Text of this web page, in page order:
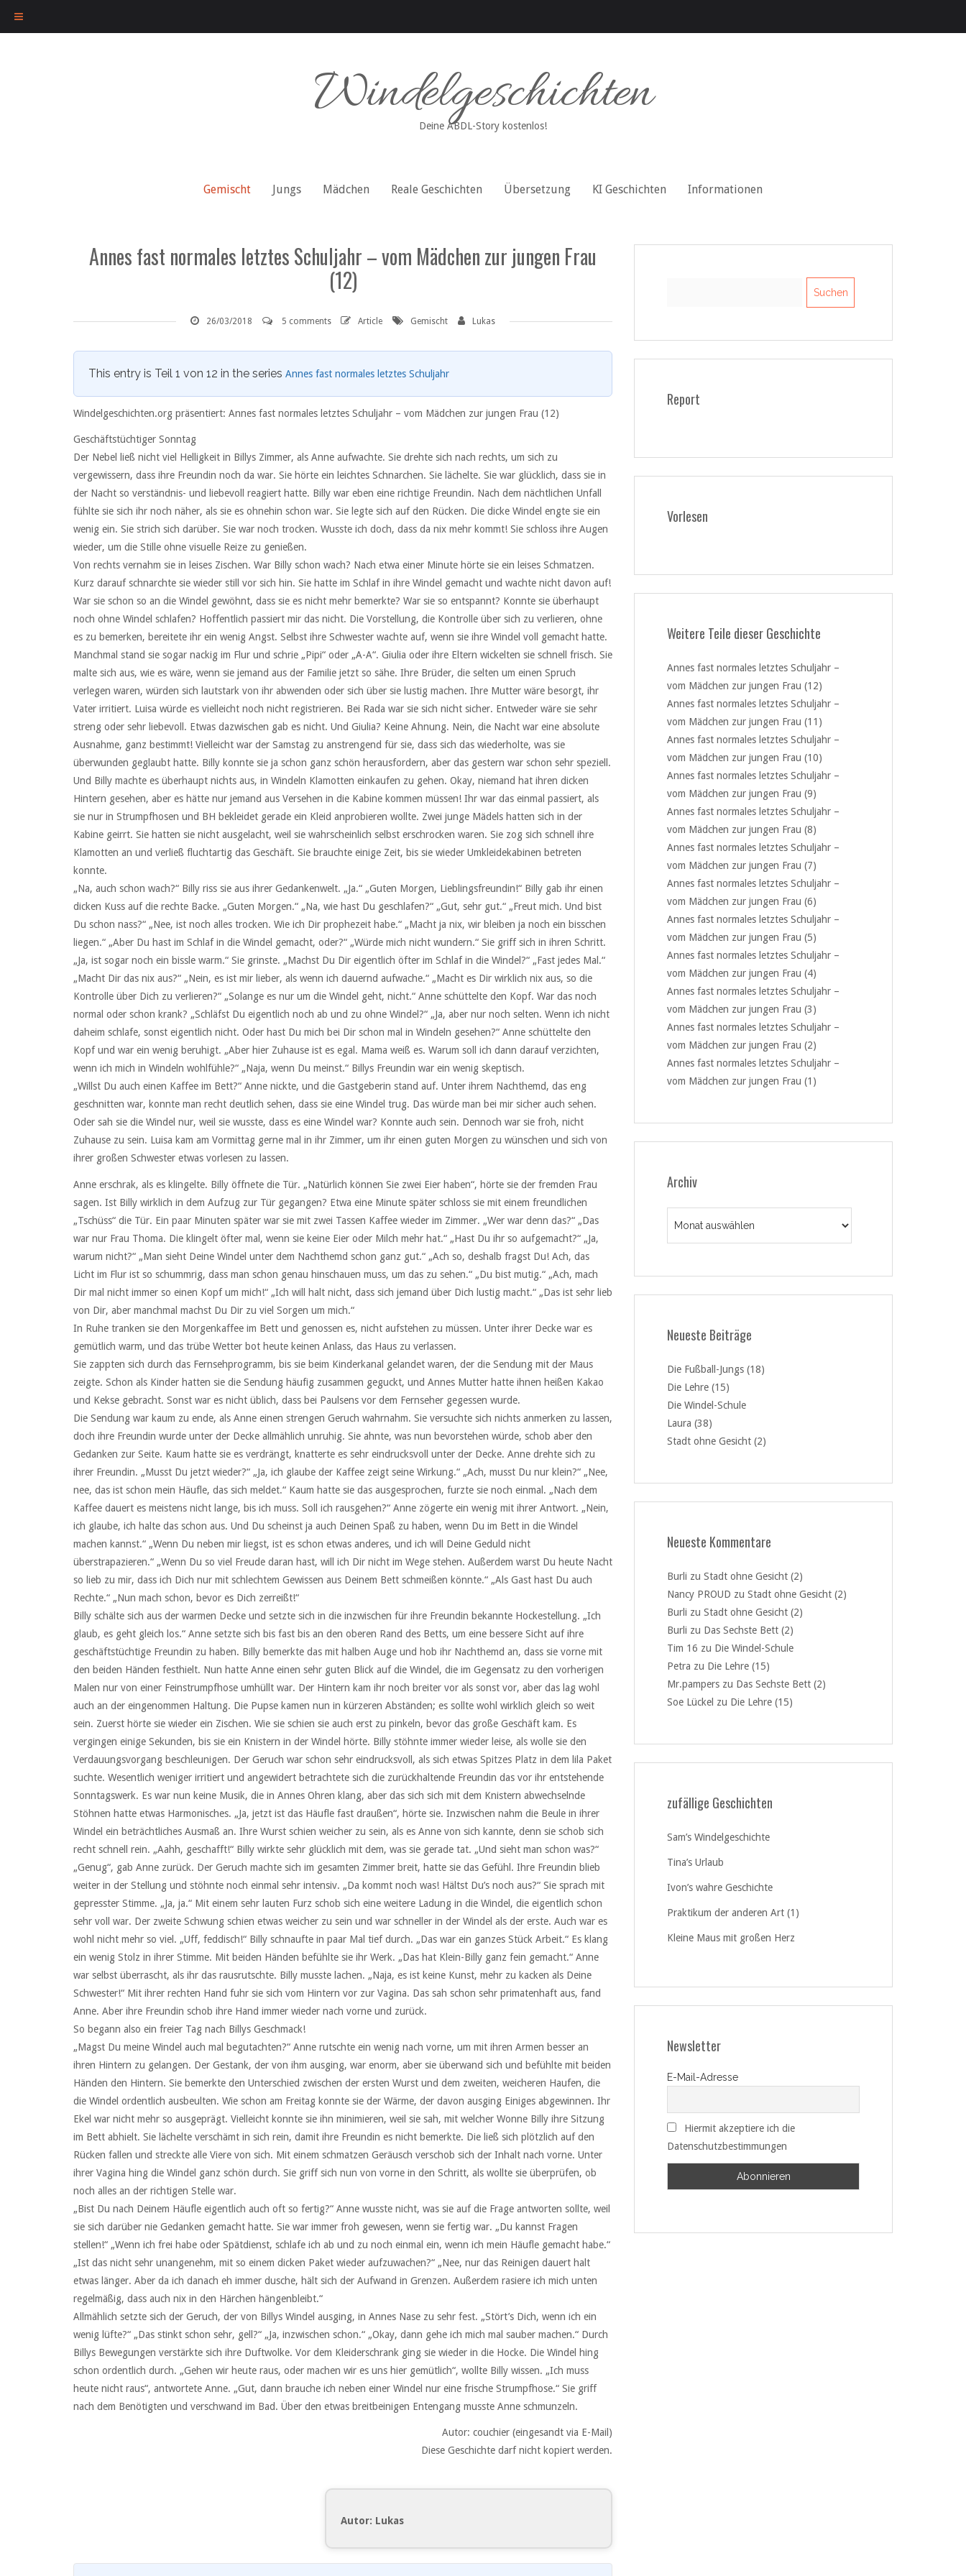
Windelgeschichten
Deine ABDL-Story kostenlos!
Gemischt Jungs Mädchen Reale Geschichten Übersetzung KI Geschichten Informationen
Annes fast normales letztes Schuljahr – vom Mädchen zur jungen Frau
(12)
26/03/2018 5 comments Article Gemischt Lukas
This entry is Teil 1 von 12 in the series Annes fast normales letztes Schuljahr
Windelgeschichten.org präsentiert: Annes fast normales letztes Schuljahr – vom Mädchen zur jungen Frau (12)
Geschäftstüchtiger Sonntag
Der Nebel ließ nicht viel Helligkeit in Billys Zimmer, als Anne aufwachte. Sie drehte sich nach rechts, um sich zu
vergewissern, dass ihre Freundin noch da war. Sie hörte ein leichtes Schnarchen. Sie lächelte. Sie war glücklich, dass sie in
der Nacht so verständnis- und liebevoll reagiert hatte. Billy war eben eine richtige Freundin. Nach dem nächtlichen Unfall
fühlte sie sich ihr noch näher, als sie es ohnehin schon war. Sie legte sich auf den Rücken. Die dicke Windel engte sie ein
wenig ein. Sie strich sich darüber. Sie war noch trocken. Wusste ich doch, dass da nix mehr kommt! Sie schloss ihre Augen
wieder, um die Stille ohne visuelle Reize zu genießen.
Von rechts vernahm sie in leises Zischen. War Billy schon wach? Nach etwa einer Minute hörte sie ein leises Schmatzen.
Kurz darauf schnarchte sie wieder still vor sich hin. Sie hatte im Schlaf in ihre Windel gemacht und wachte nicht davon auf!
War sie schon so an die Windel gewöhnt, dass sie es nicht mehr bemerkte? War sie so entspannt? Konnte sie überhaupt
noch ohne Windel schlafen? Hoffentlich passiert mir das nicht. Die Vorstellung, die Kontrolle über sich zu verlieren, ohne
es zu bemerken, bereitete ihr ein wenig Angst. Selbst ihre Schwester wachte auf, wenn sie ihre Windel voll gemacht hatte.
Manchmal stand sie sogar nackig im Flur und schrie „Pipi“ oder „A-A“. Giulia oder ihre Eltern wickelten sie schnell frisch. Sie
malte sich aus, wie es wäre, wenn sie jemand aus der Familie jetzt so sähe. Ihre Brüder, die selten um einen Spruch
verlegen waren, würden sich lautstark von ihr abwenden oder sich über sie lustig machen. Ihre Mutter wäre besorgt, ihr
Vater irritiert. Luisa würde es vielleicht noch nicht registrieren. Bei Rada war sie sich nicht sicher. Entweder wäre sie sehr
streng oder sehr liebevoll. Etwas dazwischen gab es nicht. Und Giulia? Keine Ahnung. Nein, die Nacht war eine absolute
Ausnahme, ganz bestimmt! Vielleicht war der Samstag zu anstrengend für sie, dass sich das wiederholte, was sie
überwunden geglaubt hatte. Billy konnte sie ja schon ganz schön herausfordern, aber das gestern war schon sehr speziell.
Und Billy machte es überhaupt nichts aus, in Windeln Klamotten einkaufen zu gehen. Okay, niemand hat ihren dicken
Hintern gesehen, aber es hätte nur jemand aus Versehen in die Kabine kommen müssen! Ihr war das einmal passiert, als
sie nur in Strumpfhosen und BH bekleidet gerade ein Kleid anprobieren wollte. Zwei junge Mädels hatten sich in der
Kabine geirrt. Sie hatten sie nicht ausgelacht, weil sie wahrscheinlich selbst erschrocken waren. Sie zog sich schnell ihre
Klamotten an und verließ fluchtartig das Geschäft. Sie brauchte einige Zeit, bis sie wieder Umkleidekabinen betreten
konnte.
„Na, auch schon wach?“ Billy riss sie aus ihrer Gedankenwelt. „Ja.“ „Guten Morgen, Lieblingsfreundin!“ Billy gab ihr einen
dicken Kuss auf die rechte Backe. „Guten Morgen.“ „Na, wie hast Du geschlafen?“ „Gut, sehr gut.“ „Freut mich. Und bist
Du schon nass?“ „Nee, ist noch alles trocken. Wie ich Dir prophezeit habe.“ „Macht ja nix, wir bleiben ja noch ein bisschen
liegen.“ „Aber Du hast im Schlaf in die Windel gemacht, oder?“ „Würde mich nicht wundern.“ Sie griff sich in ihren Schritt.
„Ja, ist sogar noch ein bissle warm.“ Sie grinste. „Machst Du Dir eigentlich öfter im Schlaf in die Windel?“ „Fast jedes Mal.“
„Macht Dir das nix aus?“ „Nein, es ist mir lieber, als wenn ich dauernd aufwache.“ „Macht es Dir wirklich nix aus, so die
Kontrolle über Dich zu verlieren?“ „Solange es nur um die Windel geht, nicht.“ Anne schüttelte den Kopf. War das noch
normal oder schon krank? „Schläfst Du eigentlich noch ab und zu ohne Windel?“ „Ja, aber nur noch selten. Wenn ich nicht
daheim schlafe, sonst eigentlich nicht. Oder hast Du mich bei Dir schon mal in Windeln gesehen?“ Anne schüttelte den
Kopf und war ein wenig beruhigt. „Aber hier Zuhause ist es egal. Mama weiß es. Warum soll ich dann darauf verzichten,
wenn ich mich in Windeln wohlfühle?“ „Naja, wenn Du meinst.“ Billys Freundin war ein wenig skeptisch.
„Willst Du auch einen Kaffee im Bett?“ Anne nickte, und die Gastgeberin stand auf. Unter ihrem Nachthemd, das eng
geschnitten war, konnte man recht deutlich sehen, dass sie eine Windel trug. Das würde man bei mir sicher auch sehen.
Oder sah sie die Windel nur, weil sie wusste, dass es eine Windel war? Konnte auch sein. Dennoch war sie froh, nicht
Zuhause zu sein. Luisa kam am Vormittag gerne mal in ihr Zimmer, um ihr einen guten Morgen zu wünschen und sich von
ihrer großen Schwester etwas vorlesen zu lassen.
Anne erschrak, als es klingelte. Billy öffnete die Tür. „Natürlich können Sie zwei Eier haben“, hörte sie der fremden Frau
sagen. Ist Billy wirklich in dem Aufzug zur Tür gegangen? Etwa eine Minute später schloss sie mit einem freundlichen
„Tschüss“ die Tür. Ein paar Minuten später war sie mit zwei Tassen Kaffee wieder im Zimmer. „Wer war denn das?“ „Das
war nur Frau Thoma. Die klingelt öfter mal, wenn sie keine Eier oder Milch mehr hat.“ „Hast Du ihr so aufgemacht?“ „Ja,
warum nicht?“ „Man sieht Deine Windel unter dem Nachthemd schon ganz gut.“ „Ach so, deshalb fragst Du! Ach, das
Licht im Flur ist so schummrig, dass man schon genau hinschauen muss, um das zu sehen.“ „Du bist mutig.“ „Ach, mach
Dir mal nicht immer so einen Kopf um mich!“ „Ich will halt nicht, dass sich jemand über Dich lustig macht.“ „Das ist sehr lieb
von Dir, aber manchmal machst Du Dir zu viel Sorgen um mich.“
In Ruhe tranken sie den Morgenkaffee im Bett und genossen es, nicht aufstehen zu müssen. Unter ihrer Decke war es
gemütlich warm, und das trübe Wetter bot heute keinen Anlass, das Haus zu verlassen.
Sie zappten sich durch das Fernsehprogramm, bis sie beim Kinderkanal gelandet waren, der die Sendung mit der Maus
zeigte. Schon als Kinder hatten sie die Sendung häufig zusammen geguckt, und Annes Mutter hatte ihnen heißen Kakao
und Kekse gebracht. Sonst war es nicht üblich, dass bei Paulsens vor dem Fernseher gegessen wurde.
Die Sendung war kaum zu ende, als Anne einen strengen Geruch wahrnahm. Sie versuchte sich nichts anmerken zu lassen,
doch ihre Freundin wurde unter der Decke allmählich unruhig. Sie ahnte, was nun bevorstehen würde, schob aber den
Gedanken zur Seite. Kaum hatte sie es verdrängt, knatterte es sehr eindrucksvoll unter der Decke. Anne drehte sich zu
ihrer Freundin. „Musst Du jetzt wieder?“ „Ja, ich glaube der Kaffee zeigt seine Wirkung.“ „Ach, musst Du nur klein?“ „Nee,
nee, das ist schon mein Häufle, das sich meldet.“ Kaum hatte sie das ausgesprochen, furzte sie noch einmal. „Nach dem
Kaffee dauert es meistens nicht lange, bis ich muss. Soll ich rausgehen?“ Anne zögerte ein wenig mit ihrer Antwort. „Nein,
ich glaube, ich halte das schon aus. Und Du scheinst ja auch Deinen Spaß zu haben, wenn Du im Bett in die Windel
machen kannst.“ „Wenn Du neben mir liegst, ist es schon etwas anderes, und ich will Deine Geduld nicht
überstrapazieren.“ „Wenn Du so viel Freude daran hast, will ich Dir nicht im Wege stehen. Außerdem warst Du heute Nacht
so lieb zu mir, dass ich Dich nur mit schlechtem Gewissen aus Deinem Bett schmeißen könnte.“ „Als Gast hast Du auch
Rechte.“ „Nun mach schon, bevor es Dich zerreißt!“
Billy schälte sich aus der warmen Decke und setzte sich in die inzwischen für ihre Freundin bekannte Hockestellung. „Ich
glaub, es geht gleich los.“ Anne setzte sich bis fast bis an den oberen Rand des Betts, um eine bessere Sicht auf ihre
geschäftstüchtige Freundin zu haben. Billy bemerkte das mit halben Auge und hob ihr Nachthemd an, dass sie vorne mit
den beiden Händen festhielt. Nun hatte Anne einen sehr guten Blick auf die Windel, die im Gegensatz zu den vorherigen
Malen nur von einer Feinstrumpfhose umhüllt war. Der Hintern kam ihr noch breiter vor als sonst vor, aber das lag wohl
auch an der eingenommen Haltung. Die Pupse kamen nun in kürzeren Abständen; es sollte wohl wirklich gleich so weit
sein. Zuerst hörte sie wieder ein Zischen. Wie sie schien sie auch erst zu pinkeln, bevor das große Geschäft kam. Es
vergingen einige Sekunden, bis sie ein Knistern in der Windel hörte. Billy stöhnte immer wieder leise, als wolle sie den
Verdauungsvorgang beschleunigen. Der Geruch war schon sehr eindrucksvoll, als sich etwas Spitzes Platz in dem lila Paket
suchte. Wesentlich weniger irritiert und angewidert betrachtete sich die zurückhaltende Freundin das vor ihr entstehende
Sonntagswerk. Es war nun keine Musik, die in Annes Ohren klang, aber das sich sich mit dem Knistern abwechselnde
Stöhnen hatte etwas Harmonisches. „Ja, jetzt ist das Häufle fast draußen“, hörte sie. Inzwischen nahm die Beule in ihrer
Windel ein beträchtliches Ausmaß an. Ihre Wurst schien weicher zu sein, als es Anne von sich kannte, denn sie schob sich
recht schnell rein. „Aahh, geschafft!“ Billy wirkte sehr glücklich mit dem, was sie gerade tat. „Und sieht man schon was?“
„Genug“, gab Anne zurück. Der Geruch machte sich im gesamten Zimmer breit, hatte sie das Gefühl. Ihre Freundin blieb
weiter in der Stellung und stöhnte noch einmal sehr intensiv. „Da kommt noch was! Hältst Du’s noch aus?“ Sie sprach mit
gepresster Stimme. „Ja, ja.“ Mit einem sehr lauten Furz schob sich eine weitere Ladung in die Windel, die eigentlich schon
sehr voll war. Der zweite Schwung schien etwas weicher zu sein und war schneller in der Windel als der erste. Auch war es
wohl nicht mehr so viel. „Uff, feddisch!“ Billy schnaufte in paar Mal tief durch. „Das war ein ganzes Stück Arbeit.“ Es klang
ein wenig Stolz in ihrer Stimme. Mit beiden Händen befühlte sie ihr Werk. „Das hat Klein-Billy ganz fein gemacht.“ Anne
war selbst überrascht, als ihr das rausrutschte. Billy musste lachen. „Naja, es ist keine Kunst, mehr zu kacken als Deine
Schwester!“ Mit ihrer rechten Hand fuhr sie sich vom Hintern vor zur Vagina. Das sah schon sehr primatenhaft aus, fand
Anne. Aber ihre Freundin schob ihre Hand immer wieder nach vorne und zurück.
So begann also ein freier Tag nach Billys Geschmack!
„Magst Du meine Windel auch mal begutachten?“ Anne rutschte ein wenig nach vorne, um mit ihren Armen besser an
ihren Hintern zu gelangen. Der Gestank, der von ihm ausging, war enorm, aber sie überwand sich und befühlte mit beiden
Händen den Hintern. Sie bemerkte den Unterschied zwischen der ersten Wurst und dem zweiten, weicheren Haufen, die
die Windel ordentlich ausbeulten. Wie schon am Freitag konnte sie der Wärme, der davon ausging Einiges abgewinnen. Ihr
Ekel war nicht mehr so ausgeprägt. Vielleicht konnte sie ihn minimieren, weil sie sah, mit welcher Wonne Billy ihre Sitzung
im Bett abhielt. Sie lächelte verschämt in sich rein, damit ihre Freundin es nicht bemerkte. Die ließ sich plötzlich auf den
Rücken fallen und streckte alle Viere von sich. Mit einem schmatzen Geräusch verschob sich der Inhalt nach vorne. Unter
ihrer Vagina hing die Windel ganz schön durch. Sie griff sich nun von vorne in den Schritt, als wollte sie überprüfen, ob
noch alles an der richtigen Stelle war.
„Bist Du nach Deinem Häufle eigentlich auch oft so fertig?“ Anne wusste nicht, was sie auf die Frage antworten sollte, weil
sie sich darüber nie Gedanken gemacht hatte. Sie war immer froh gewesen, wenn sie fertig war. „Du kannst Fragen
stellen!“ „Wenn ich frei habe oder Spätdienst, schlafe ich ab und zu noch einmal ein, wenn ich mein Häufle gemacht habe.“
„Ist das nicht sehr unangenehm, mit so einem dicken Paket wieder aufzuwachen?“ „Nee, nur das Reinigen dauert halt
etwas länger. Aber da ich danach eh immer dusche, hält sich der Aufwand in Grenzen. Außerdem rasiere ich mich unten
regelmäßig, dass auch nix in den Härchen hängenbleibt.“
Allmählich setzte sich der Geruch, der von Billys Windel ausging, in Annes Nase zu sehr fest. „Stört’s Dich, wenn ich ein
wenig lüfte?“ „Das stinkt schon sehr, gell?“ „Ja, inzwischen schon.“ „Okay, dann gehe ich mich mal sauber machen.“ Durch
Billys Bewegungen verstärkte sich ihre Duftwolke. Vor dem Kleiderschrank ging sie wieder in die Hocke. Die Windel hing
schon ordentlich durch. „Gehen wir heute raus, oder machen wir es uns hier gemütlich“, wollte Billy wissen. „Ich muss
heute nicht raus“, antwortete Anne. „Gut, dann brauche ich neben einer Windel nur eine frische Strumpfhose.“ Sie griff
nach dem Benötigten und verschwand im Bad. Über den etwas breitbeinigen Entengang musste Anne schmunzeln.
Autor: couchier (eingesandt via E-Mail)
Diese Geschichte darf nicht kopiert werden.
Autor: Lukas
Report
Vorlesen
Weitere Teile dieser Geschichte
Annes fast normales letztes Schuljahr –
vom Mädchen zur jungen Frau (12)
Annes fast normales letztes Schuljahr –
vom Mädchen zur jungen Frau (11)
Annes fast normales letztes Schuljahr –
vom Mädchen zur jungen Frau (10)
Annes fast normales letztes Schuljahr –
vom Mädchen zur jungen Frau (9)
Annes fast normales letztes Schuljahr –
vom Mädchen zur jungen Frau (8)
Annes fast normales letztes Schuljahr –
vom Mädchen zur jungen Frau (7)
Annes fast normales letztes Schuljahr –
vom Mädchen zur jungen Frau (6)
Annes fast normales letztes Schuljahr –
vom Mädchen zur jungen Frau (5)
Annes fast normales letztes Schuljahr –
vom Mädchen zur jungen Frau (4)
Annes fast normales letztes Schuljahr –
vom Mädchen zur jungen Frau (3)
Annes fast normales letztes Schuljahr –
vom Mädchen zur jungen Frau (2)
Annes fast normales letztes Schuljahr –
vom Mädchen zur jungen Frau (1)
Archiv
Neueste Beiträge
Die Fußball-Jungs (18)
Die Lehre (15)
Die Windel-Schule
Laura (38)
Stadt ohne Gesicht (2)
Neueste Kommentare
Burli zu Stadt ohne Gesicht (2)
Nancy PROUD zu Stadt ohne Gesicht (2)
Burli zu Stadt ohne Gesicht (2)
Burli zu Das Sechste Bett (2)
Tim 16 zu Die Windel-Schule
Petra zu Die Lehre (15)
Mr.pampers zu Das Sechste Bett (2)
Soe Lückel zu Die Lehre (15)
zufällige Geschichten
Sam’s Windelgeschichte
Tina’s Urlaub
Ivon’s wahre Geschichte
Praktikum der anderen Art (1)
Kleine Maus mit großen Herz
Newsletter
E-Mail-Adresse
Hiermit akzeptiere ich die
Datenschutzbestimmungen